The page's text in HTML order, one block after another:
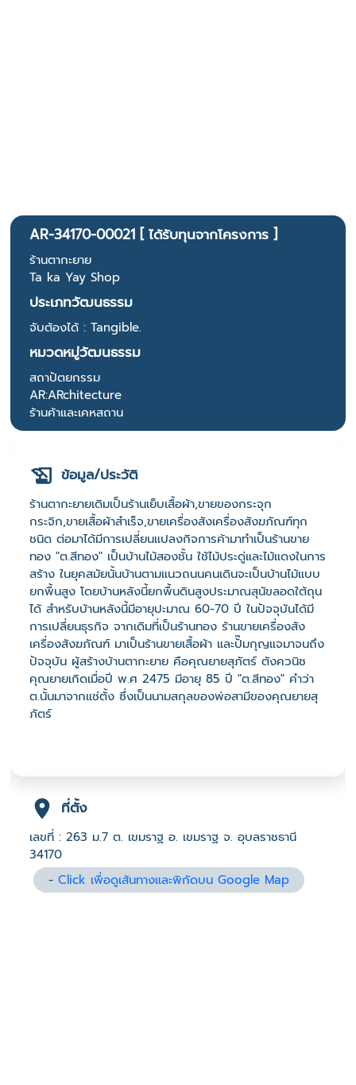
AR-34170-00021 [ ได้รับทุนจากโครงการ ]
ร้านตากะยาย
Ta ka Yay Shop
ประเภทวัฒนธรรม
จับต้องได้ : Tangible.
หมวดหมู่วัฒนธรรม
สถาปัตยกรรม
AR:ARchitecture
ร้านค้าและเคหสถาน
ข้อมูล/ประวัติ
ร้านตากะยายเดิมเป็นร้านเย็บเสื้อผ้า,ขายของกระจุก
กระจิก,ขายเสื้อผ้าสำเร็จ,ขายเครื่องสังเครื่องสังฆภัณฑ์ทุก
ชนิด ต่อมาได้มีการเปลี่ยนแปลงกิจการค้ามาทำเป็นร้านขาย
ทอง "ต.สีทอง" เป็นบ้านไม้สองชั้น ใช้ไม้ประดู่และไม้แดงในการ
สร้าง ในยุคสมัยนั้นบ้านตามแนวถนนคนเดินจะเป็นบ้านไม้แบบ
ยกพื้นสูง โดยบ้านหลังนี้ยกพื้นดินสูงประมาณสุนัขลอดใต้ถุน
ได้ สำหรับบ้านหลังนี้มีอายุปะมาณ 60-70 ปี ในปัจจุบันได้มี
การเปลี่ยนธุรกิจ จากเดิมที่เป็นร้านทอง ร้านขายเครื่องสัง
เครื่องสังฆภัณฑ์ มาเป็นร้านขายเสื้อผ้า และปั๊มกุญแจมาจนถึง
ปัจจุบัน ผู้สร้างบ้านตากะยาย คือคุณยายสุภัตร์ ตังควนิช
คุณยายเกิดเมื่อปี พ.ศ 2475 มีอายุ 85 ปี "ต.สีทอง" คำว่า
ต.นั้นมาจากแช่ตั้ง ซึ่งเป็นนามสกุลของพ่อสามีของคุณยายสุ
ภัตร์
ที่ตั้ง
เลขที่ : 263 ม.7 ต. เขมราฐ อ. เขมราฐ จ. อุบลราชธานี
34170
-Click เพื่อดูเส้นทางและพิกัดบน Google Map